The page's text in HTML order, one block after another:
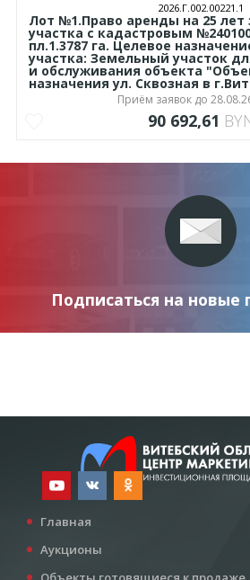
2026.Г.002.00221.1
Лот №1.Право аренды на 25 лет
участка с кадастровым
пл.1.3787 га. Целевое
участка: Земельный участок
и обслуживания объекта
назначения ул. Сквозная в
Приём заявок до
90 692,61
Подписаться на новые
Главная
Аукционы